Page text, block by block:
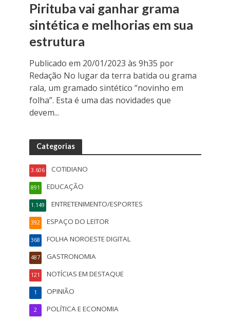
Pirituba vai ganhar grama
sintética e melhorias em sua
estrutura
Publicado em 20/01/2023 às 9h35 por
Redação No lugar da terra batida ou grama
rala, um gramado sintético “novinho em
folha”. Esta é uma das novidades que
devem...
Categorias
COTIDIANO
3.606
EDUCAÇÃO
891
ENTRETENIMENTO/ESPORTES
1.149
ESPAÇO DO LEITOR
392
FOLHA NOROESTE DIGITAL
368
GASTRONOMIA
487
NOTÍCIAS EM DESTAQUE
121
OPINIÃO
1
POLÍTICA E ECONOMIA
2